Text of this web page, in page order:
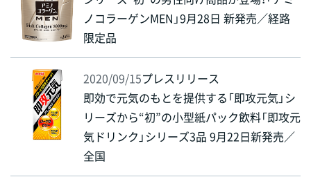
ノコラーゲンMEN」9月28日 新発売／経路
限定品
2020/09/15プレスリリース
即効で元気のもとを提供する「即攻元気」シ
リーズから“初”の小型紙パック飲料「即攻元
気ドリンク」シリーズ3品 9月22日新発売／
全国